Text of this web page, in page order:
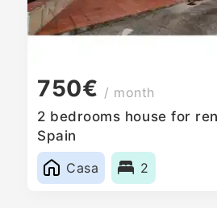
750€ / month
2 bedrooms house for
Spain
Casa
2